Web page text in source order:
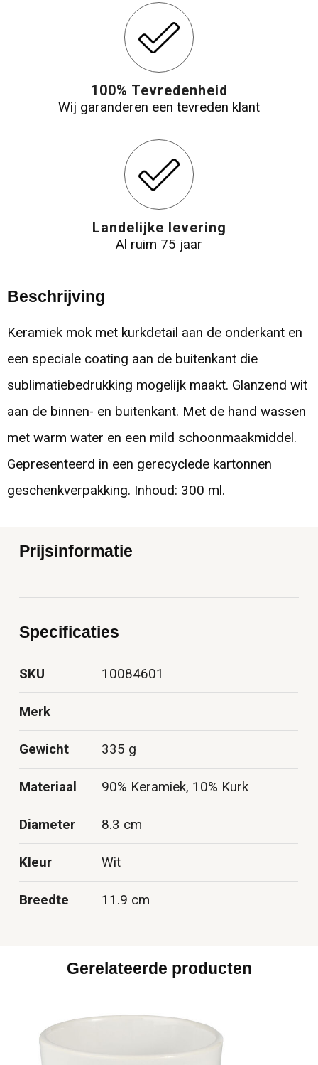
100% Tevredenheid
Wij garanderen een tevreden klant
Landelijke levering
Al ruim 75 jaar
Beschrijving
Keramiek mok met kurkdetail aan de onderkant en
een speciale coating aan de buitenkant die
sublimatiebedrukking mogelijk maakt. Glanzend wit
aan de binnen- en buitenkant. Met de hand wassen
met warm water en een mild schoonmaakmiddel.
Gepresenteerd in een gerecyclede kartonnen
geschenkverpakking. Inhoud: 300 ml.
Prijsinformatie
Specificaties
SKU 10084601
Merk
Gewicht 335 g
Materiaal 90% Keramiek, 10% Kurk
Diameter 8.3 cm
Kleur Wit
Breedte 11.9 cm
Gerelateerde producten